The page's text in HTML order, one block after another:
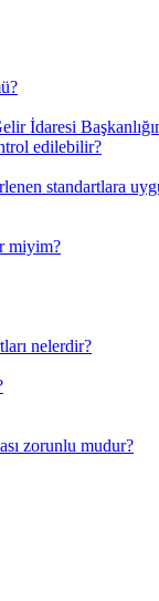
İdaresi
edilebilir?
standartlara
miyim?
nelerdir?
zorunlu mudur?